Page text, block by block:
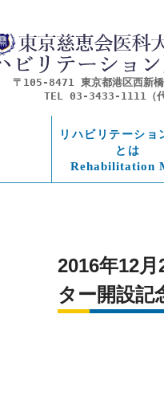
〒105-8471 東京都港区西新
TEL 03-3433-1111（代
リハビリテーショ
とは
Rehabilitation
2016年12
ター開設記